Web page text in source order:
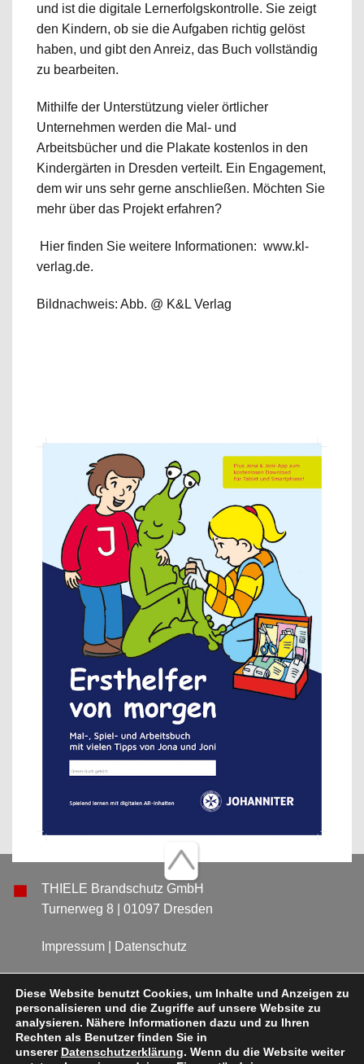
und ist die digitale Lernerfolgskontrolle. Sie zeigt
den Kindern, ob sie die Aufgaben richtig gelöst
haben, und gibt den Anreiz, das Buch vollständig
zu bearbeiten.
Mithilfe der Unterstützung vieler örtlicher
Unternehmen werden die Mal- und
Arbeitsbücher und die Plakate kostenlos in den
Kindergärten in Dresden verteilt. Ein Engagement,
dem wir uns sehr gerne anschließen. Möchten Sie
mehr über das Projekt erfahren?
Hier finden Sie weitere Informationen: www.kl-
verlag.de.
Bildnachweis: Abb. @ K&L Verlag
THIELE Brandschutz GmbH
Turnerweg 8 | 01097 Dresden
Impressum Datenschutz
Tel. +49 (0) 3 51-8 40 09 09
Fax: +49 (0) 3 51-8 58 42 20
Diese Website benutzt Cookies, um Inhalte und Anzeigen zu
personalisieren und die Zugriffe auf unsere Website zu
analysieren. Nähere Informationen dazu und zu Ihren
Rechten als Benutzer finden Sie in
unserer Datenschutzerklärung. Wenn du die Website weiter